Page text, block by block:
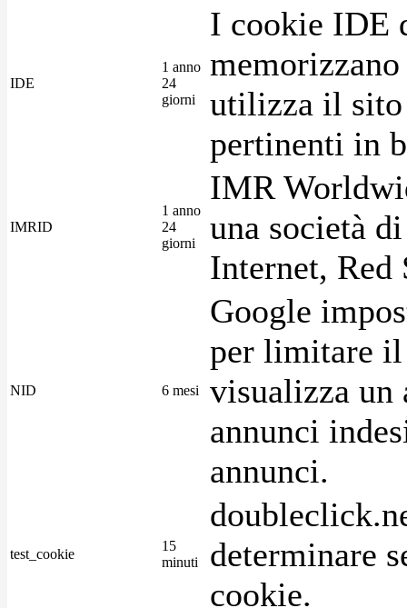
IDE
1 anno
24
giorni
I cookie IDE
utilizza il sito
pertinenti in
IMRID
1 anno
24
giorni
IMR
una società
Internet, Red
NID 6 mesi
Google
per limitare
visualizza un
annunci
annunci.
test_cookie
15
minuti
determinare
cookie.